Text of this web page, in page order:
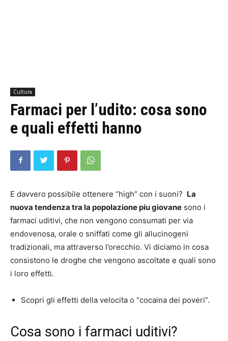
Cultura
Farmaci per l’udito: cosa sono
e quali effetti hanno
E davvero possibile ottenere “high” con i suoni? La
nuova tendenza tra la popolazione piu giovane sono i
farmaci uditivi, che non vengono consumati per via
endovenosa, orale o sniffati come gli allucinogeni
tradizionali, ma attraverso l’orecchio. Vi diciamo in cosa
consistono le droghe che vengono ascoltate e quali sono
i loro effetti.
Scopri gli effetti della velocita o “cocaina dei poveri”.
Cosa sono i farmaci uditivi?